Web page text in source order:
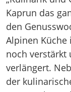
Kaprun das
den
Alpinen Küche
noch verstärkt
verlängert.
der